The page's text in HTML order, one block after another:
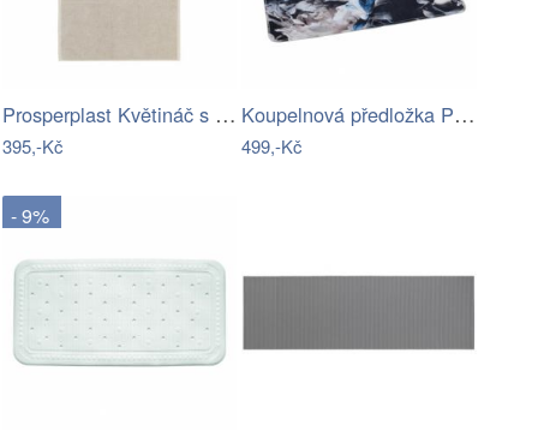
Prosperplast Květináč s vkladem HEOSE…
395,-Kč
Koupelnová předložka Peony, 54 x 54 cm,…
499,-Kč
- 9%